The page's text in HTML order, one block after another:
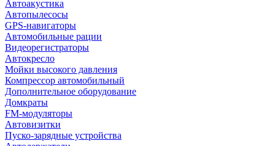
Автоакустика
Автопылесосы
GPS-навигаторы
Автомобильные рации
Видеорегистраторы
Автокресло
Мойки высокого давления
Компрессор автомобильный
Дополнительное оборудование
Домкраты
FM-модуляторы
Автовизитки
Пуско-зарядные устройства